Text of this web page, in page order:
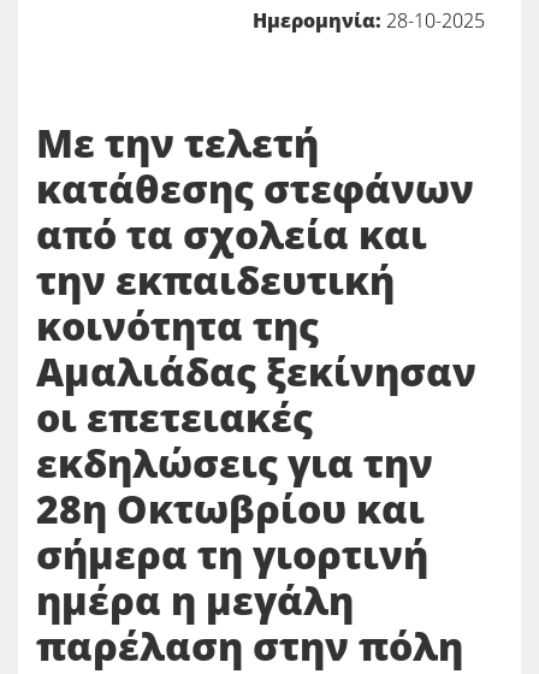
Ημερομηνία: 28-10-2025
Με την τελετή
κατάθεσης στεφάνων
από τα σχολεία και
την εκπαιδευτική
κοινότητα της
Αμαλιάδας ξεκίνησαν
οι επετειακές
εκδηλώσεις για την
28η Οκτωβρίου και
σήμερα τη γιορτινή
ημέρα η μεγάλη
παρέλαση στην πόλη